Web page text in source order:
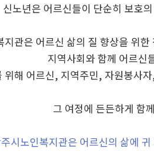
신노년은 어르신들이 단순히 보호
지관은 어르신 삶의 질 향상을 위
지역사회와 함께 어르신
위해 어르신, 지역주민, 자원봉사
그 여정에 든든하게 함
시노인복지관은 어르신의 삶에